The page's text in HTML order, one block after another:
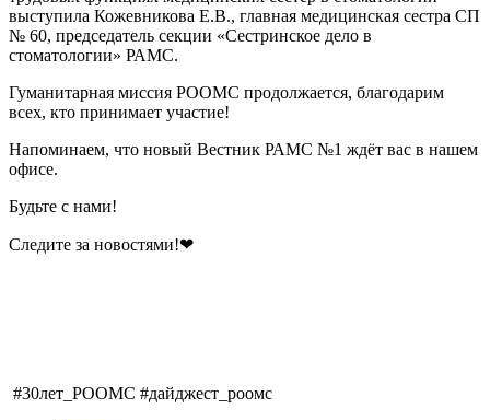
выступила Кожевникова Е.В., главная медицинская сестра СП
№ 60, председатель секции «Сестринское дело в
стоматологии» РАМС.
Гуманитарная миссия РООМС продолжается, благодарим
всех, кто принимает участие!
Напоминаем, что новый Вестник РАМС №1 ждёт вас в нашем
офисе.
Будьте с нами!
Следите за новостями!❤
#30лет_РООМС #дайджест_роомс